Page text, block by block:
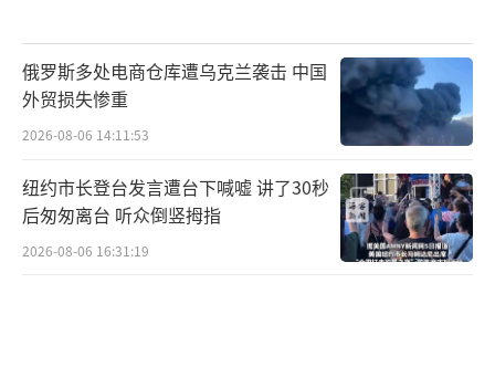
俄罗斯多处电商仓库遭乌克兰袭击 中国
外贸损失惨重
2026-08-06 14:11:53
纽约市长登台发言遭台下喊嘘 讲了30秒
后匆匆离台 听众倒竖拇指
2026-08-06 16:31:19